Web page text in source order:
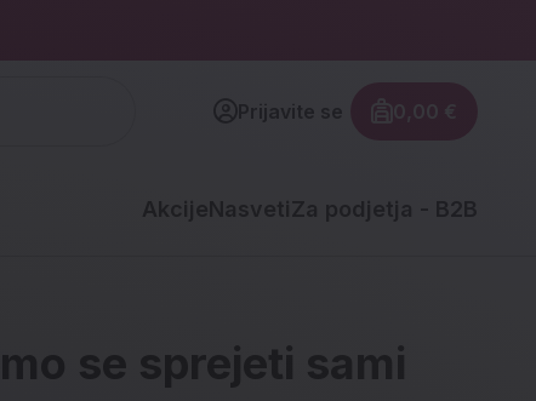
Prijavite se
Znesek
0,00 €
AkcijeNasveti Za podjetja - B2B
se sprejeti sami